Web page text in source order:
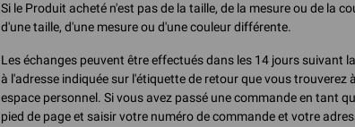
Si le Produit acheté n'est pas de la taille, de la mesure ou de la
d'une taille, d'une mesure ou d'une couleur différente.
Les échanges peuvent être effectués dans les 14 jours suivant
à l'adresse indiquée sur l'étiquette de retour que vous
espace personnel. Si vous avez passé une commande en tant
pied de page et saisir votre numéro de commande et votre